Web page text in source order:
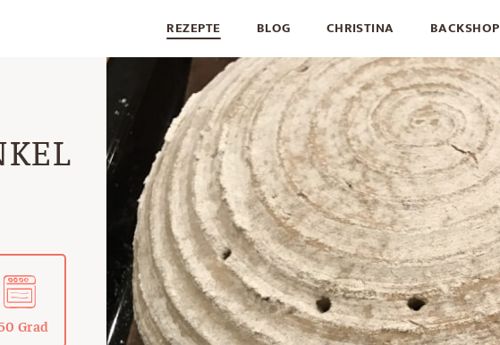
REZEPTE BLOG CHRISTINA BACKSHOP
Grad